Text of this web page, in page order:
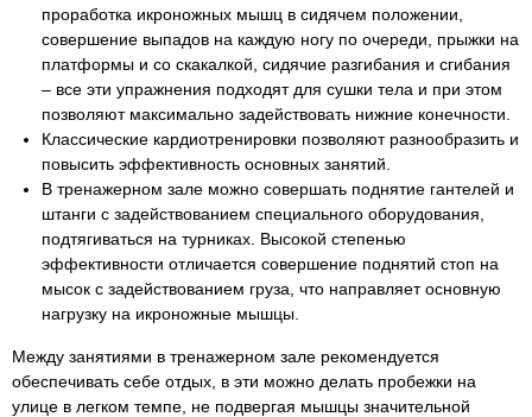
проработка икроножных мышц в сидячем положении,
совершение выпадов на каждую ногу по очереди, прыжки на
платформы и со скакалкой, сидячие разгибания и сгибания
– все эти упражнения подходят для сушки тела и при этом
позволяют максимально задействовать нижние конечности.
Классические кардиотренировки позволяют разнообразить и
повысить эффективность основных занятий.
В тренажерном зале можно совершать поднятие гантелей и
штанги с задействованием специального оборудования,
подтягиваться на турниках. Высокой степенью
эффективности отличается совершение поднятий стоп на
мысок с задействованием груза, что направляет основную
нагрузку на икроножные мышцы.
Между занятиями в тренажерном зале рекомендуется
обеспечивать себе отдых, в эти можно делать пробежки на
улице в легком темпе, не подвергая мышцы значительной